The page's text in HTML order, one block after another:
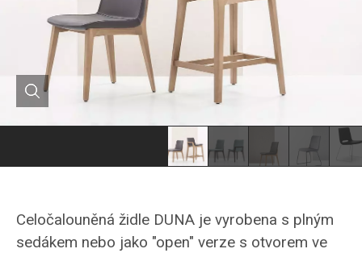
Celočalouněná židle DUNA je vyrobena s plným
sedákem nebo jako "open" verze s otvorem ve